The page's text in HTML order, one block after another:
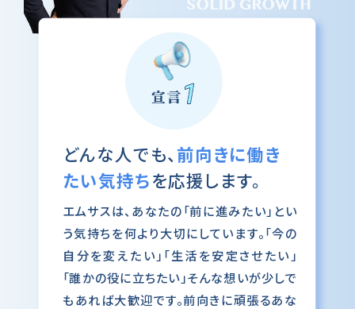
どんな人でも、前向きに働き
たい気持ちを応援します。
エムサスは、あなたの「前に進みたい」とい
う気持ちを何より大切にしています。「今の
自分を変えたい」「生活を安定させたい」
「誰かの役に立ちたい」そんな想いが少しで
もあれば大歓迎です。前向きに頑張るあな